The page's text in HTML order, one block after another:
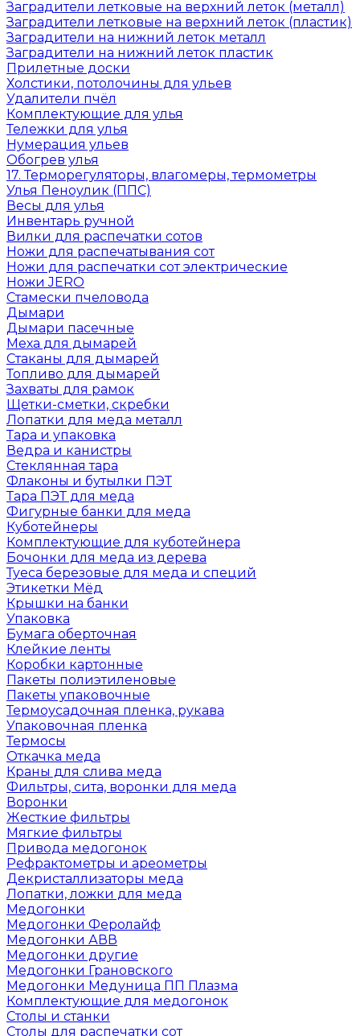
Заградители летковые на верхний леток (металл)
Заградители летковые на верхний леток (пластик)
Заградители на нижний леток металл
Заградители на нижний леток пластик
Прилетные доски
Холстики, потолочины для ульев
Удалители пчёл
Комплектующие для улья
Тележки для улья
Нумерация ульев
Обогрев улья
17. Терморегуляторы, влагомеры, термометры
Улья Пеноулик (ППС)
Весы для улья
Инвентарь ручной
Вилки для распечатки сотов
Ножи для распечатывания сот
Ножи для распечатки сот электрические
Ножи JERO
Стамески пчеловода
Дымари
Дымари пасечные
Меха для дымарей
Стаканы для дымарей
Топливо для дымарей
Захваты для рамок
Щетки-сметки, скребки
Лопатки для меда металл
Тара и упаковка
Ведра и канистры
Стеклянная тара
Флаконы и бутылки ПЭТ
Тара ПЭТ для меда
Фигурные банки для меда
Куботейнеры
Комплектующие для куботейнера
Бочонки для меда из дерева
Туеса березовые для меда и специй
Этикетки Мёд
Крышки на банки
Упаковка
Бумага оберточная
Клейкие ленты
Коробки картонные
Пакеты полиэтиленовые
Пакеты упаковочные
Термоусадочная пленка, рукава
Упаковочная пленка
Термосы
Откачка меда
Краны для слива меда
Фильтры, сита, воронки для меда
Воронки
Жесткие фильтры
Мягкие фильтры
Привода медогонок
Рефрактометры и ареометры
Декристаллизаторы меда
Лопатки, ложки для меда
Медогонки
Медогонки Феролайф
Медогонки АВВ
Медогонки другие
Медогонки Грановского
Медогонки Медуница ПП Плазма
Комплектующие для медогонок
Столы и станки
Столы для распечатки сот